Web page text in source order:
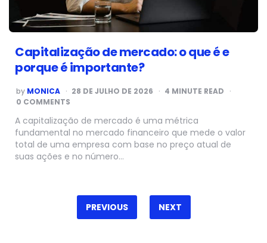
Capitalização de mercado: o que é e
porque é importante?
POSTED
BY
by MONICA 28 DE JULHO DE 2026 4 MINUTE READ
0 COMMENTS
A capitalização de mercado é uma métrica
fundamental no mercado financeiro que mede o valor
total de uma empresa com base no preço atual de
suas ações e no número…
PREVIOUS NEXT